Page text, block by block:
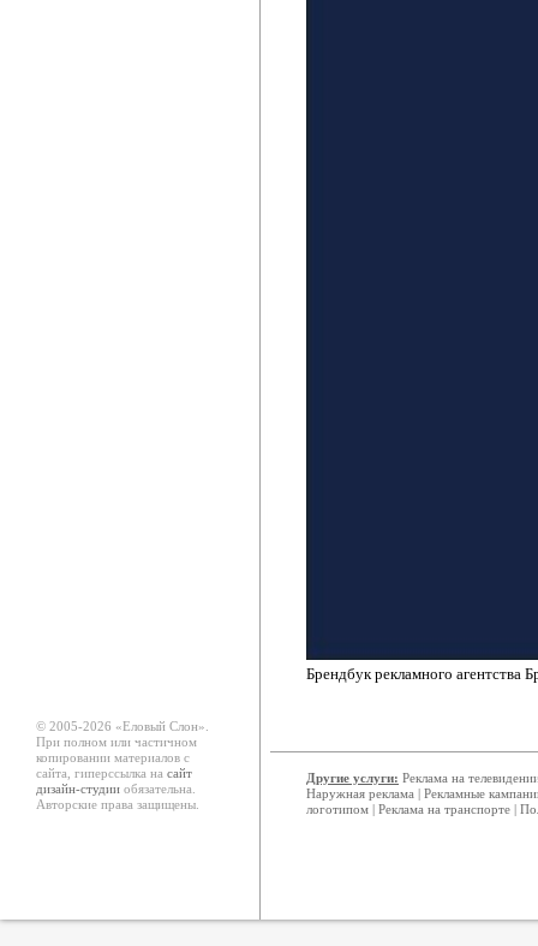
Брендбук рекламного агентства
© 2005-2026 «Еловый Cлон».
При полном или частичном
копировании материалов с
сайта, гиперссылка на сайт
дизайн-студии обязательна.
Авторские права защищены.
Другие услуги: Реклама на
Наружная реклама
Рекламные
логотипом
Реклама на транспорте